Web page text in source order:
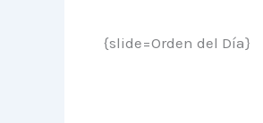
{slide=Orden del Día}